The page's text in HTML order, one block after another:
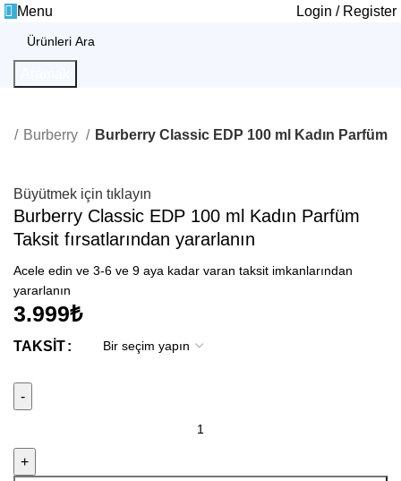
Menu Login / Register
Burberry Burberry Classic EDP 100 ml Kadın Parfüm
Büyütmek için tıklayın
Burberry Classic EDP 100 ml Kadın Parfüm
Taksit fırsatlarından yararlanın
Acele edin ve 3-6 ve 9 aya kadar varan taksit imkanlarından
yararlanın
3.999₺
TAKSIT